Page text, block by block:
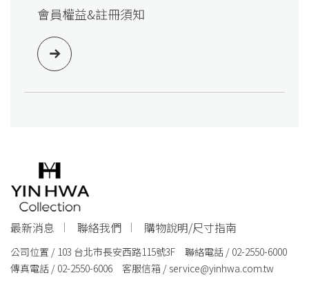
會員權益&註冊須知
最新消息 聯絡我們 購物說明/尺寸指南
公司位置 / 103 台北市長安西路115號3F 聯絡電話 / 02-2550-6000
傳真電話 / 02-2550-6006 客服信箱 / service@yinhwa.com.tw